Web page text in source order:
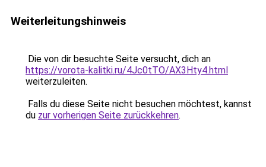
Weiterleitungshinweis
Die von dir besuchte Seite versucht, dich an
https://vorota-kalitki.ru/4Jc0tTO/AX3Hty4.html
weiterzuleiten.
Falls du diese Seite nicht besuchen möchtest, kannst
du zur vorherigen Seite zurückkehren.